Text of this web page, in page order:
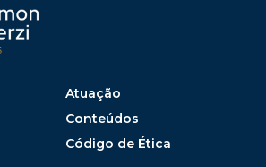
Atuação
Conteúdos
Código de Ética